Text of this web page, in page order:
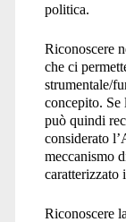
politica.
Riconoscere
che ci
strumentale/
concepito. Se
può quindi
considerato
meccanismo
caratterizzato
Riconoscere